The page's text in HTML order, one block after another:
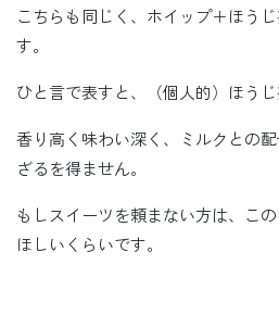
こちらも同じく、ホイップ＋ほう
す。
ひと言で表すと、（個人的）ほうじ
香り高く味わい深く、ミルクとの
ざるを得ません。
もしスイーツを頼まない方は、こ
ほしいくらいです。